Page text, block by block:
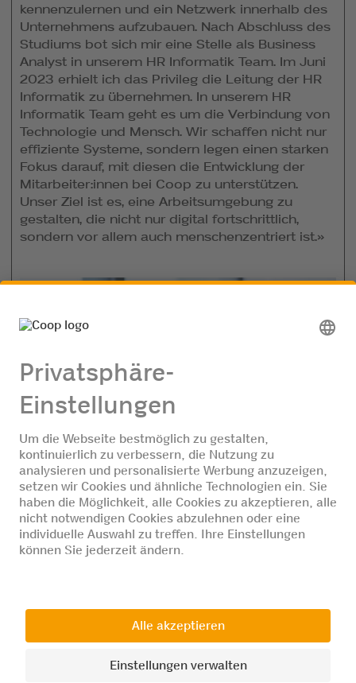
kennenzulernen und ein Netzwerk innerhalb des
Unternehmens aufzubauen. Nach Abschluss des
Studiums bot sich mir eine Stelle als Business
Analyst in unserem HR Informatik Team. Im Juni
2023 erhielt ich das Privileg die Leitung der HR
Informatik zu übernehmen. In unserem HR
Informatik Team geht es um die Verbindung von
Technologie und Mensch. Wir schaffen nicht nur
effiziente Systeme, sondern legen einen starken
Fokus darauf, mit diesen die Entwicklung der
Mitarbeiter:innen bei Coop zu unterstützen.
Unser Ziel ist es, eine Arbeitsumgebung zu
gestalten, die nicht nur digital fortschrittlich,
sondern vor allem auch menschenzentriert ist.»
© 2026 Coop Genossenschaft Basel
Jobs
Cookie-Einstellungen